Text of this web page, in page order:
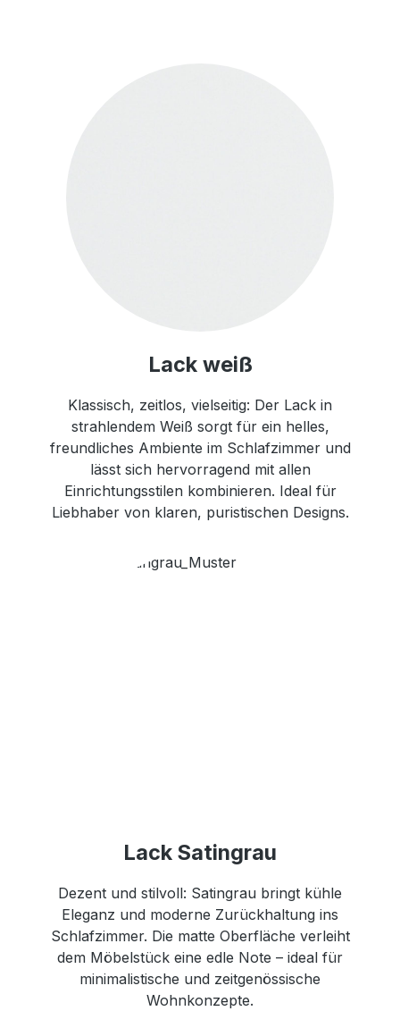
Lack weiß
Klassisch, zeitlos, vielseitig: Der Lack in
strahlendem Weiß sorgt für ein helles,
freundliches Ambiente im Schlafzimmer und
lässt sich hervorragend mit allen
Einrichtungsstilen kombinieren. Ideal für
Liebhaber von klaren, puristischen Designs.
Lack Satingrau
Dezent und stilvoll: Satingrau bringt kühle
Eleganz und moderne Zurückhaltung ins
Schlafzimmer. Die matte Oberfläche verleiht
dem Möbelstück eine edle Note – ideal für
minimalistische und zeitgenössische
Wohnkonzepte.